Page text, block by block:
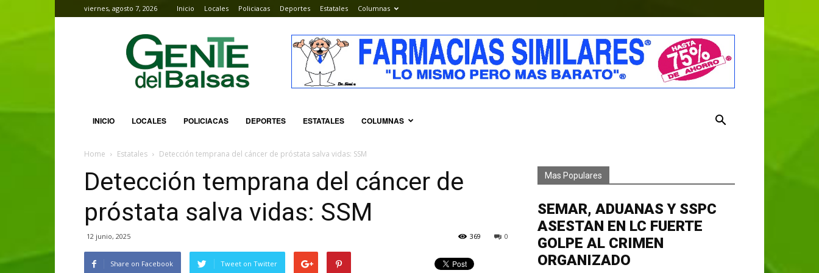
viernes, agosto 7, 2026 Inicio Locales Policiacas Deportes Estatales Columnas
Gente
del
Balsas
INICIO LOCALES POLICIACAS DEPORTES ESTATALES COLUMNAS
Home Estatales Detección temprana del cáncer de próstata salva vidas: SSM
Detección temprana del cáncer de
próstata salva vidas: SSM
12 junio, 2025 0
369
Share on Facebook Tweet on Twitter
Mas Populares
SEMAR, ADUANAS Y SSPC
ASESTAN EN LC FUERTE
GOLPE AL CRIMEN
ORGANIZADO